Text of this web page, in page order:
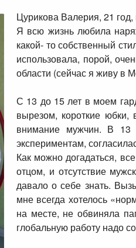
Цурикова Валерия, 21 год,
Я всю жизнь любила
какой- то собственный
использовала, порой,
области (сейчас я живу в
С 13 до 15 лет в моем
вырезом, короткие
внимание мужчин. В 13
экспериментам,
Как можно догадаться,
отцом, и отсутствие
давало о себе знать.
мне всегда хотелось
на месте, не обвиняла
глобальную работу надо